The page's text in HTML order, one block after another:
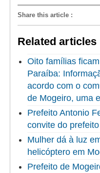
Share this article :
Related articles
Oito famílias
Paraíba:
acordo com o
de Mogeiro, uma
Prefeito Antonio
convite do
Mulher dá à luz
helicóptero em
Prefeito de